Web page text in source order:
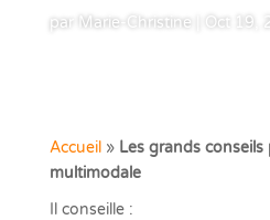
par Marie-Christine Oct 19,
Accueil» Les grands
multimodale
Il conseille :